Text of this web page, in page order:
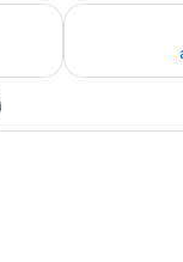
ago 7 - ago 8
Consulta la
habitación de hotel con